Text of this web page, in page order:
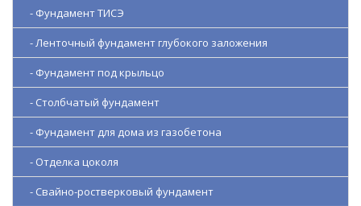
- Фундамент ТИСЭ
- Ленточный фундамент глубокого заложения
- Фундамент под крыльцо
- Столбчатый фундамент
- Фундамент для дома из газобетона
- Отделка цоколя
- Свайно-ростверковый фундамент